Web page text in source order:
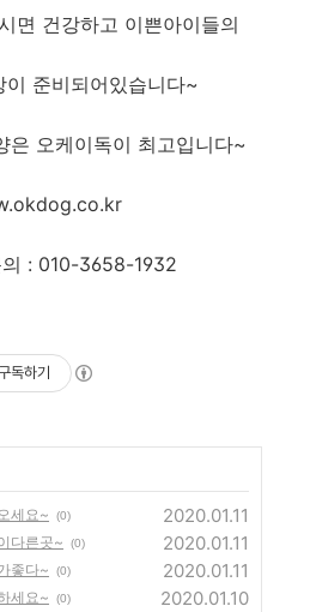
면 건강하고 이쁜아이들의
이 준비되어있습니다~
은 오케이독이 최고입니다~
의 : 010-3658-1932
독하기
세요~ (0) 2020.01.11
다른곳~ (0) 2020.01.11
좋다~ (0) 2020.01.11
세요~ (0) 2020.01.10